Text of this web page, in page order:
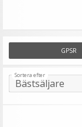
för fotografer
GPSR
Sortera efter